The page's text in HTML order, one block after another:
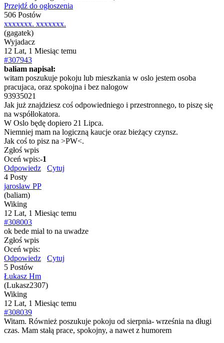
Przejdź do ogłoszenia
506 Postów
xxxxxxx. xxxxxxx.
(gagatek)
Wyjadacz
12 Lat, 1 Miesiąc temu
#307943
baliam napisał:
witam poszukuje pokoju lub mieszkania w oslo jestem osoba
pracujaca, oraz spokojna i bez nalogow
93935021
Jak już znajdziesz coś odpowiedniego i przestronnego, to piszę się
na współlokatora.
W Oslo będę dopiero 21 Lipca.
Niemniej mam na logiczną kaucje oraz bieżący czynsz.
Jak coś to pisz na >PW<.
Zgłoś wpis
Oceń wpis:-1
Odpowiedz
Cytuj
4 Posty
jaroslaw PP
(baliam)
Wiking
12 Lat, 1 Miesiąc temu
#308003
ok bede mial to na uwadze
Zgłoś wpis
Oceń wpis:
Odpowiedz
Cytuj
5 Postów
Łukasz Hm
(Lukasz2307)
Wiking
12 Lat, 1 Miesiąc temu
#308039
Witam. Również poszukuje pokoju od sierpnia- września na długi
czas. Mam stałą prace, spokojny, a nawet z humorem